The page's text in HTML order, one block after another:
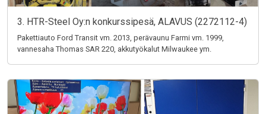
3. HTR-Steel Oy:n konkurssipesä, ALAVUS (2272112-4)
Pakettiauto Ford Transit vm. 2013, perävaunu Farmi vm. 1999,
vannesaha Thomas SAR 220, akkutyökalut Milwaukee ym.